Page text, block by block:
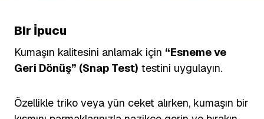
Bir İpucu
Kumaşın kalitesini anlamak için “Esneme ve
Geri Dönüş” (Snap Test) testini uygulayın.
Özellikle triko veya yün ceket alırken, kumaşın bir